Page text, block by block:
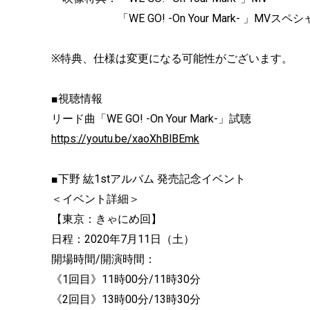
「WE GO! -On Your Mark- 」MVスペシャ
※特典、仕様は変更になる可能性がございます。
■視聴情報
リード曲「WE GO! -On Your Mark-」試聴
https://youtu.be/xaoXhBlBEmk
■下野 紘1stアルバム 発売記念イベント
＜イベント詳細＞
【東京：きゃにめ回】
日程：2020年7月11日（土）
開場時間/開演時間：
《1回目》11時00分/11時30分
《2回目》13時00分/13時30分